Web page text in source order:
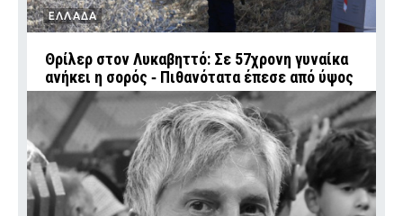
ΕΛΛΑΔΑ
Θρίλερ στον Λυκαβηττό: Σε 57χρονη γυναίκα
ανήκει η σορός ‑ Πιθανότατα έπεσε από ύψος